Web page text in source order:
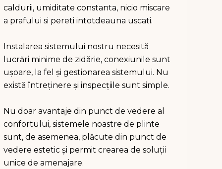
caldurii, umiditate constanta, nicio miscare
a prafului si pereti intotdeauna uscati.
Instalarea sistemului nostru necesită
lucrări minime de zidărie, conexiunile sunt
ușoare, la fel și gestionarea sistemului. Nu
există întreținere și inspecțiile sunt simple.
Nu doar avantaje din punct de vedere al
confortului, sistemele noastre de plinte
sunt, de asemenea, plăcute din punct de
vedere estetic și permit crearea de soluții
unice de amenajare.